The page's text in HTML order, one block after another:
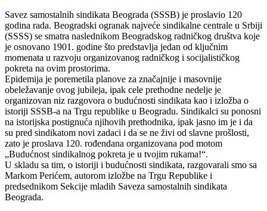
Savez samostalnih sindikata Beograda (SSSB) je proslavio 120
godina rada. Beogradski ogranak najveće sindikalne centrale u Srbiji
(SSSS) se smatra naslednikom Beogradskog radničkog društva koje
je osnovano 1901. godine što predstavlja jedan od ključnim
momenata u razvoju organizovanog radničkog i socijalističkog
pokreta na ovim prostorima.
Epidemija je poremetila planove za značajnije i masovnije
obeležavanje ovog jubileja, ipak cele prethodne nedelje je
organizovan niz razgovora o budućnosti sindikata kao i izložba o
istoriji SSSB-a na Trgu republike u Beogradu. Sindikalci su ponosni
na istorijska postignuća njihovih prethodnika, ipak jasno im je i da
su pred sindikatom novi zadaci i da se ne živi od slavne prošlosti,
zato je proslava 120. rođendana organizovana pod motom
„Budućnost sindikalnog pokreta je u tvojim rukama!“.
U skladu sa tim, o istoriji i budućnosti sindikata, razgovarali smo sa
Markom Perićem, autorom izložbe na Trgu Republike i
predsednikom Sekcije mladih Saveza samostalnih sindikata
Beograda.